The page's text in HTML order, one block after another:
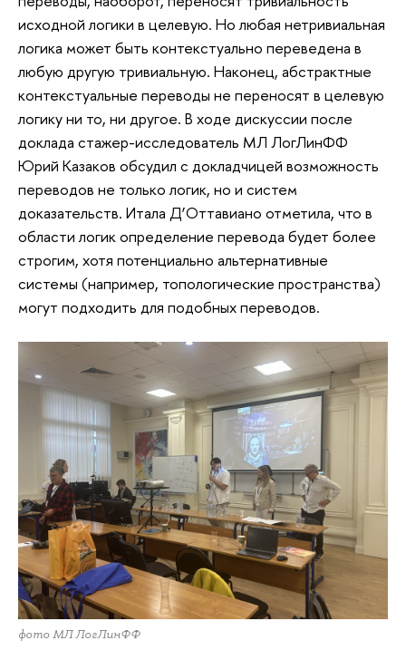
исходной логики в целевую. Но любая нетривиальная
логика может быть контекстуально переведена в
любую другую тривиальную. Наконец, абстрактные
контекстуальные переводы не переносят в целевую
логику ни то, ни другое. В ходе дискуссии после
доклада стажер-исследователь МЛ ЛогЛинФФ
Юрий Казаков обсудил с докладчицей возможность
переводов не только логик, но и систем
доказательств. Итала Д’Оттавиано отметила, что в
области логик определение перевода будет более
строгим, хотя потенциально альтернативные
системы (например, топологические пространства)
могут подходить для подобных переводов.
фото МЛ ЛогЛинФФ